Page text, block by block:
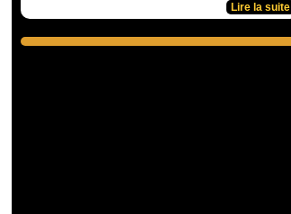
Lire la suite